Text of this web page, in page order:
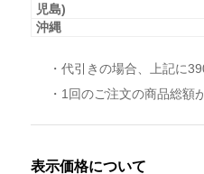
児島)
沖縄
・代引きの場合、上記に
・1回のご注文の商品総額
表示価格について